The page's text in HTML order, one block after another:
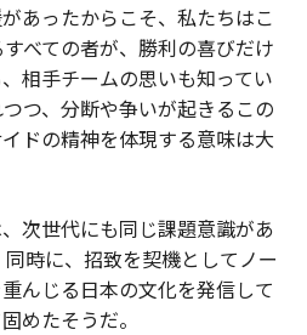
あったからこそ、私たちはこ
べての者が、勝利の喜びだけ
相手チームの思いも知ってい
つ、分断や争いが起きるこの
ドの精神を体現する意味は大
次世代にも同じ課題意識があ
時に、招致を契機としてノー
んじる日本の文化を発信して
めたそうだ。